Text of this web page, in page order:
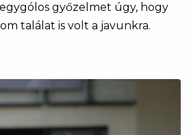
győzelmet úgy, hogy
találat is volt a javunkra.